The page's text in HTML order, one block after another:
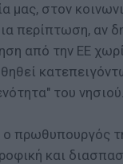
μας, στον
περίπτωση, αν
από την ΕΕ
του νησιού.
πρωθυπουργός
και